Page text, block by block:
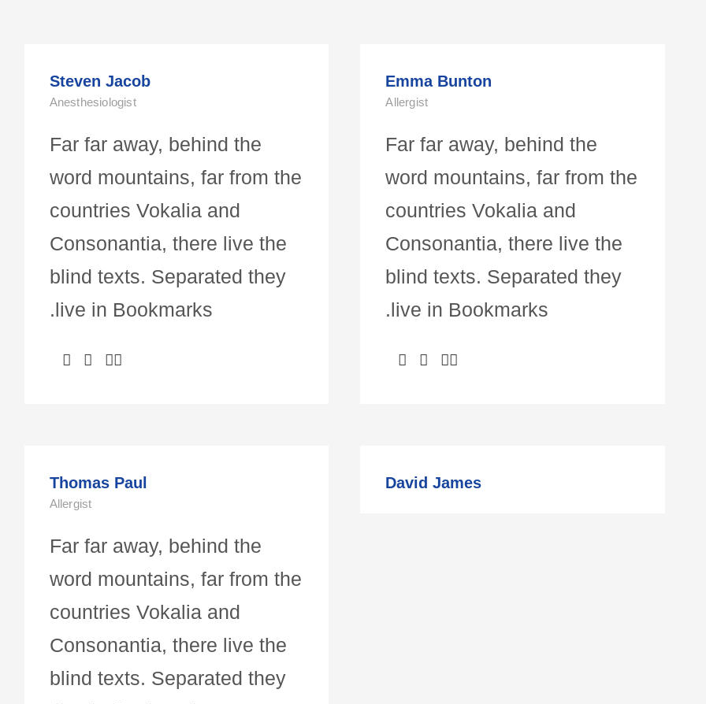
Steven Jacob
Anesthesiologist
Far far away, behind the
word mountains, far from the
countries Vokalia and
Consonantia, there live the
blind texts. Separated they
live in Bookmarks.
Emma Bunton
Allergist
Far far away, behind the
word mountains, far from the
countries Vokalia and
Consonantia, there live the
blind texts. Separated they
live in Bookmarks.
Thomas Paul
Allergist
Far far away, behind the
word mountains, far from the
countries Vokalia and
Consonantia, there live the
blind texts. Separated they
David James